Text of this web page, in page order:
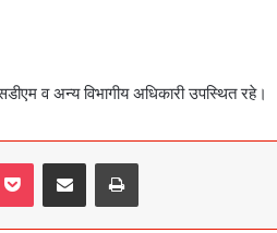
व अन्य विभागीय अधिकारी उपस्थित रहे।
Pocket Share via Email Print